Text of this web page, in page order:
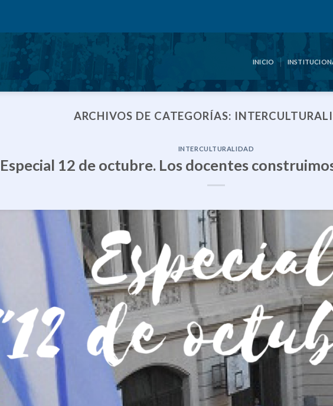
INICIO
ARCHIVOS DE CATEGORÍAS:
INTERCULTURALIDAD
Especial 12 de octubre. Los docentes